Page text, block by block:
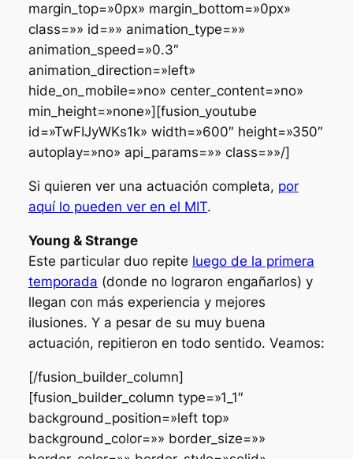
margin_top=»0px» margin_bottom=»0px»
class=»» id=»» animation_type=»»
animation_speed=»0.3″
animation_direction=»left»
hide_on_mobile=»no» center_content=»no»
min_height=»none»][fusion_youtube
id=»TwFIJyWKs1k» width=»600″ height=»350″
autoplay=»no» api_params=»» class=»»/]
Si quieren ver una actuación completa, por
aquí lo pueden ver en el MIT.
Young & Strange
Este particular duo repite luego de la primera
temporada (donde no lograron engañarlos) y
llegan con más experiencia y mejores
ilusiones. Y a pesar de su muy buena
actuación, repitieron en todo sentido. Veamos:
[/fusion_builder_column]
[fusion_builder_column type=»1_1″
background_position=»left top»
background_color=»» border_size=»»